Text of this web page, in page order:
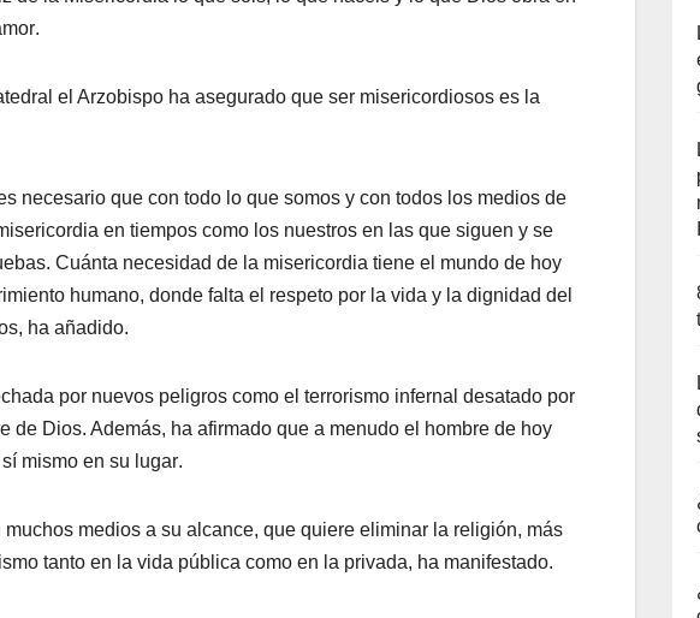
el Arzobispo ha asegurado que ser misericordiosos es la
necesario que con todo lo que somos y con todos los medios de
en tiempos como los nuestros en las que siguen y se
Cuánta necesidad de la misericordia tiene el mundo de hoy
humano, donde falta el respeto por la vida y la dignidad del
ha añadido.
por nuevos peligros como el terrorismo infernal desatado por
Dios. Además, ha afirmado que a menudo el hombre de hoy
mismo en su lugar.
medios a su alcance, que quiere eliminar la religión, más
tanto en la vida pública como en la privada, ha manifestado.